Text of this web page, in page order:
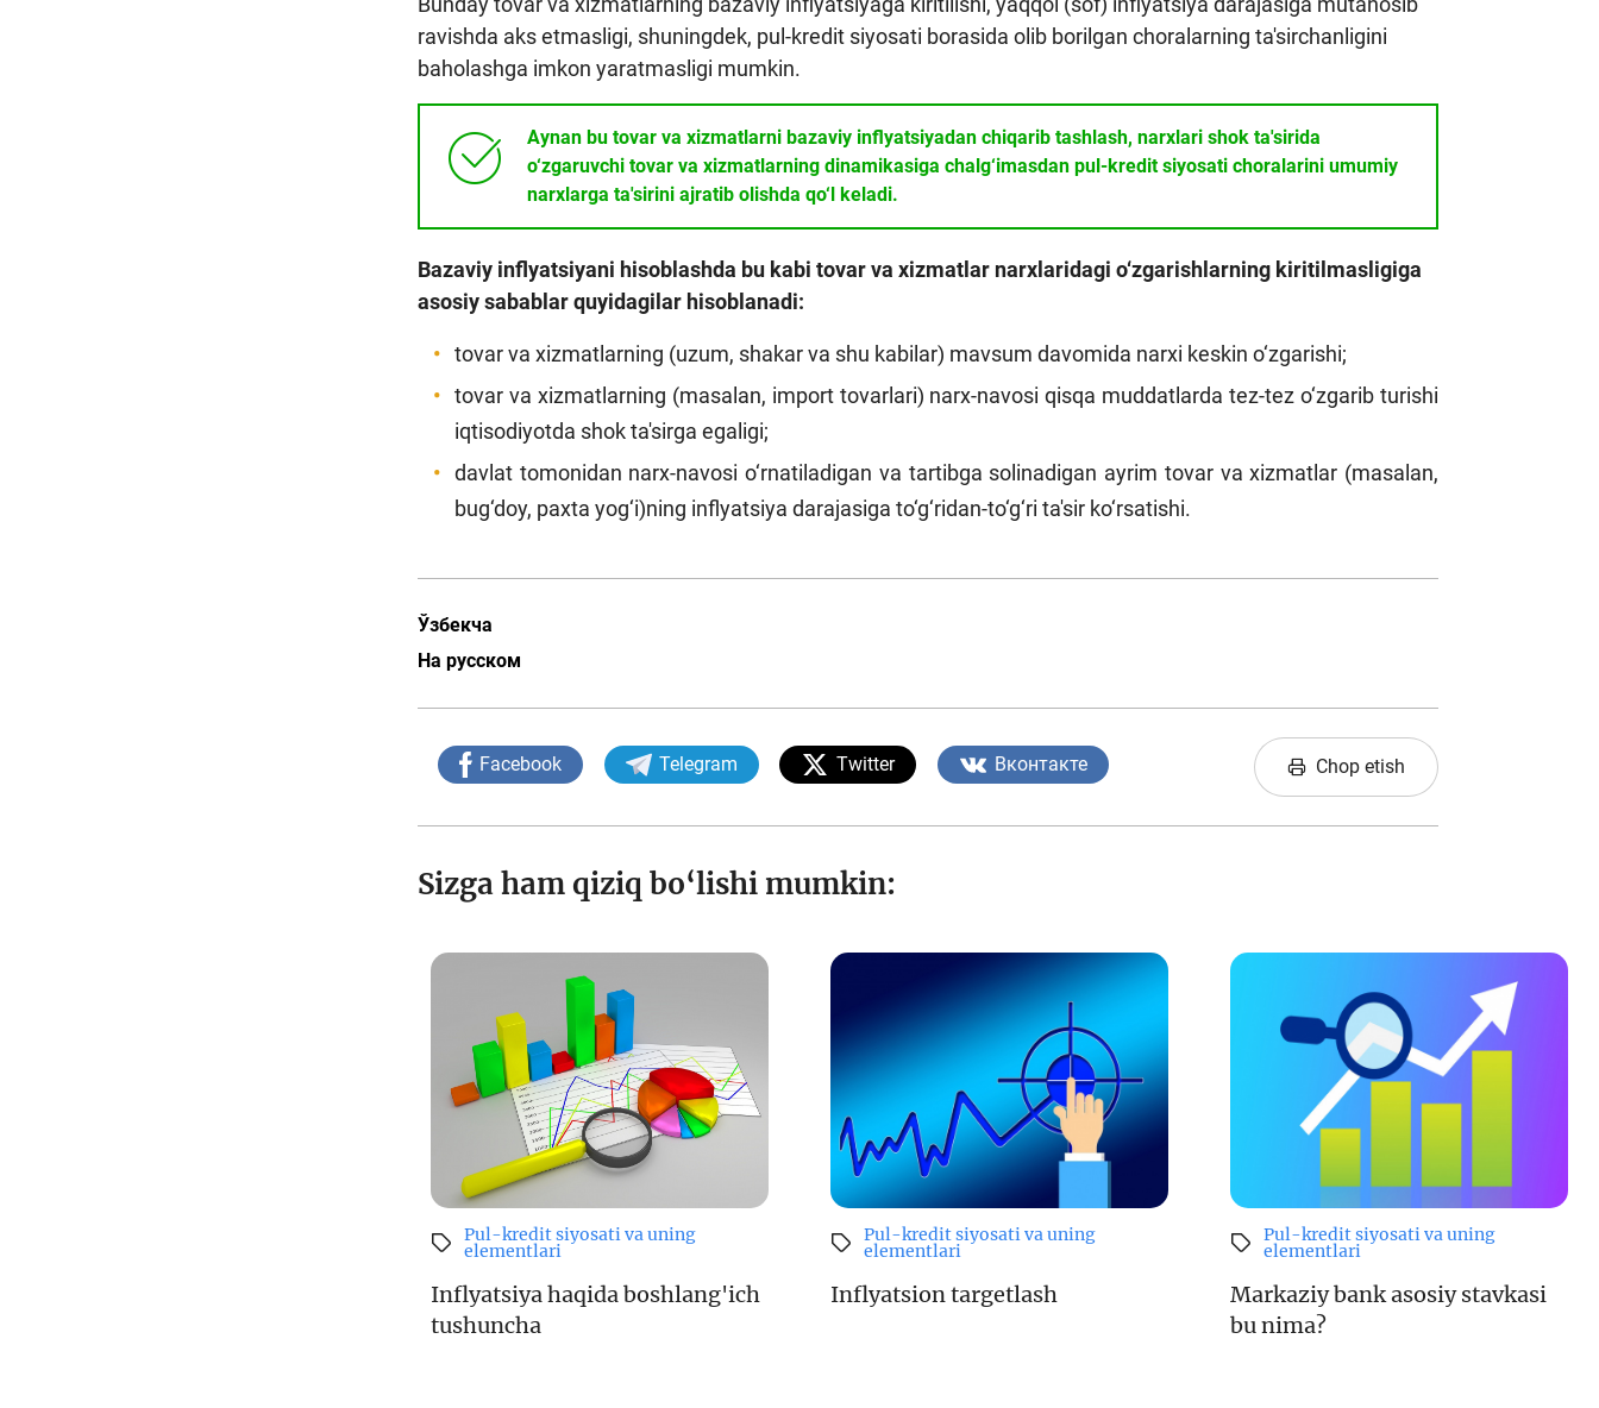
ravishda aks etmasligi, shuningdek, pul-kredit siyosati borasida olib borilgan choralarning ta'sirchanligini
baholashga imkon yaratmasligi mumkin.
Aynan bu tovar va xizmatlarni bazaviy inflyatsiyadan chiqarib tashlash, narxlari shok ta'sirida
o‘zgaruvchi tovar va xizmatlarning dinamikasiga chalg‘imasdan pul-kredit siyosati choralarini umumiy
narxlarga ta'sirini ajratib olishda qo‘l keladi.
Bazaviy inflyatsiyani hisoblashda bu kabi tovar va xizmatlar narxlaridagi o‘zgarishlarning kiritilmasligiga
asosiy sabablar quyidagilar hisoblanadi:
tovar va xizmatlarning (uzum, shakar va shu kabilar) mavsum davomida narxi keskin o‘zgarishi;
tovar va xizmatlarning (masalan, import tovarlari) narx-navosi qisqa muddatlarda tez-tez o‘zgarib turishi
iqtisodiyotda shok ta'sirga egaligi;
davlat tomonidan narx-navosi o‘rnatiladigan va tartibga solinadigan ayrim tovar va xizmatlar (masalan,
bug‘doy, paxta yog‘i)ning inflyatsiya darajasiga to‘g‘ridan-to‘g‘ri ta'sir ko‘rsatishi.
Ўзбекча
На русском
Facebook Telegram Twitter Вконтакте Chop etish
Sizga ham qiziq bo‘lishi mumkin:
Pul-kredit siyosati va uning
elementlari
Inflyatsiya haqida boshlang'ich
tushuncha
Pul-kredit siyosati va uning
elementlari
Inflyatsion targetlash
Pul-kredit siyosati va uning
elementlari
Markaziy bank asosiy stavkasi
bu nima?